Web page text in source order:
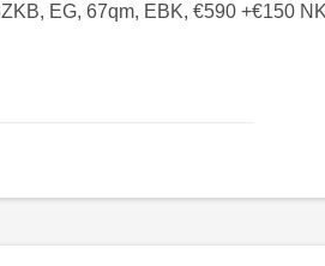
EG, 67qm, EBK, €590 +€150